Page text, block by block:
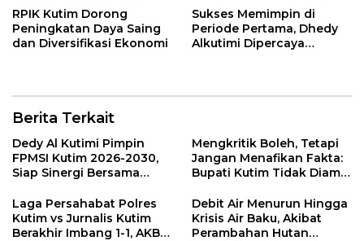
RPIK Kutim Dorong
Peningkatan Daya Saing
dan Diversifikasi Ekonomi
Sukses Memimpin di
Periode Pertama, Dhedy
Alkutimi Dipercaya
Berita Terkait
Dedy Al Kutimi Pimpin
FPMSI Kutim 2026-2030,
Siap Sinergi Bersama
Mengkritik Boleh, Tetapi
Jangan Menafikan Fakta:
Bupati Kutim Tidak Diam
Laga Persahabat Polres
Kutim vs Jurnalis Kutim
Berakhir Imbang 1-1, AKBP
Debit Air Menurun Hingga
Krisis Air Baku, Akibat
Perambahan Hutan